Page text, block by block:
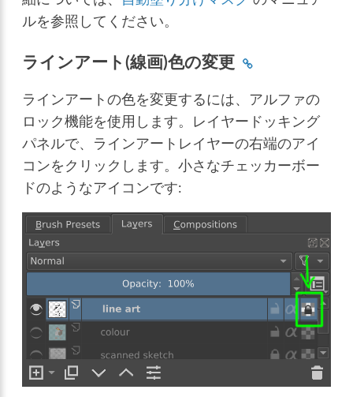
ルを参照してください。
ラインアート(線画)色の変更
ラインアートの色を変更するには、アルファの
ロック機能を使用します。レイヤードッキング
パネルで、ラインアートレイヤーの右端のアイ
コンをクリックします。小さなチェッカーボー
ドのようなアイコンです: